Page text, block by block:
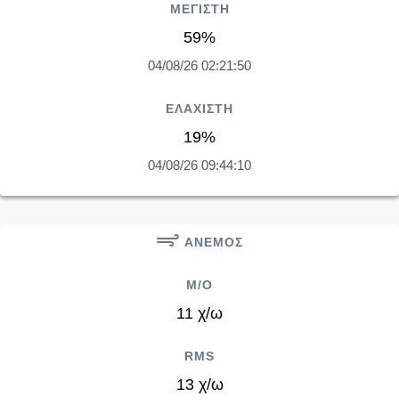
ΜΕΓΙΣΤΗ
59%
04/08/26 02:21:50
ΕΛΑΧΙΣΤΗ
19%
04/08/26 09:44:10
ΑΝΕΜΟΣ
M/O
11 χ/ω
RMS
13 χ/ω